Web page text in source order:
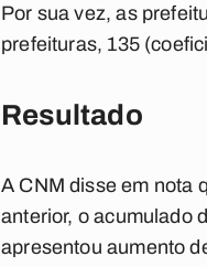
Por sua vez, as
prefeituras, 135
Resultado
A CNM disse em nota
anterior, o acumulado
apresentou aumento